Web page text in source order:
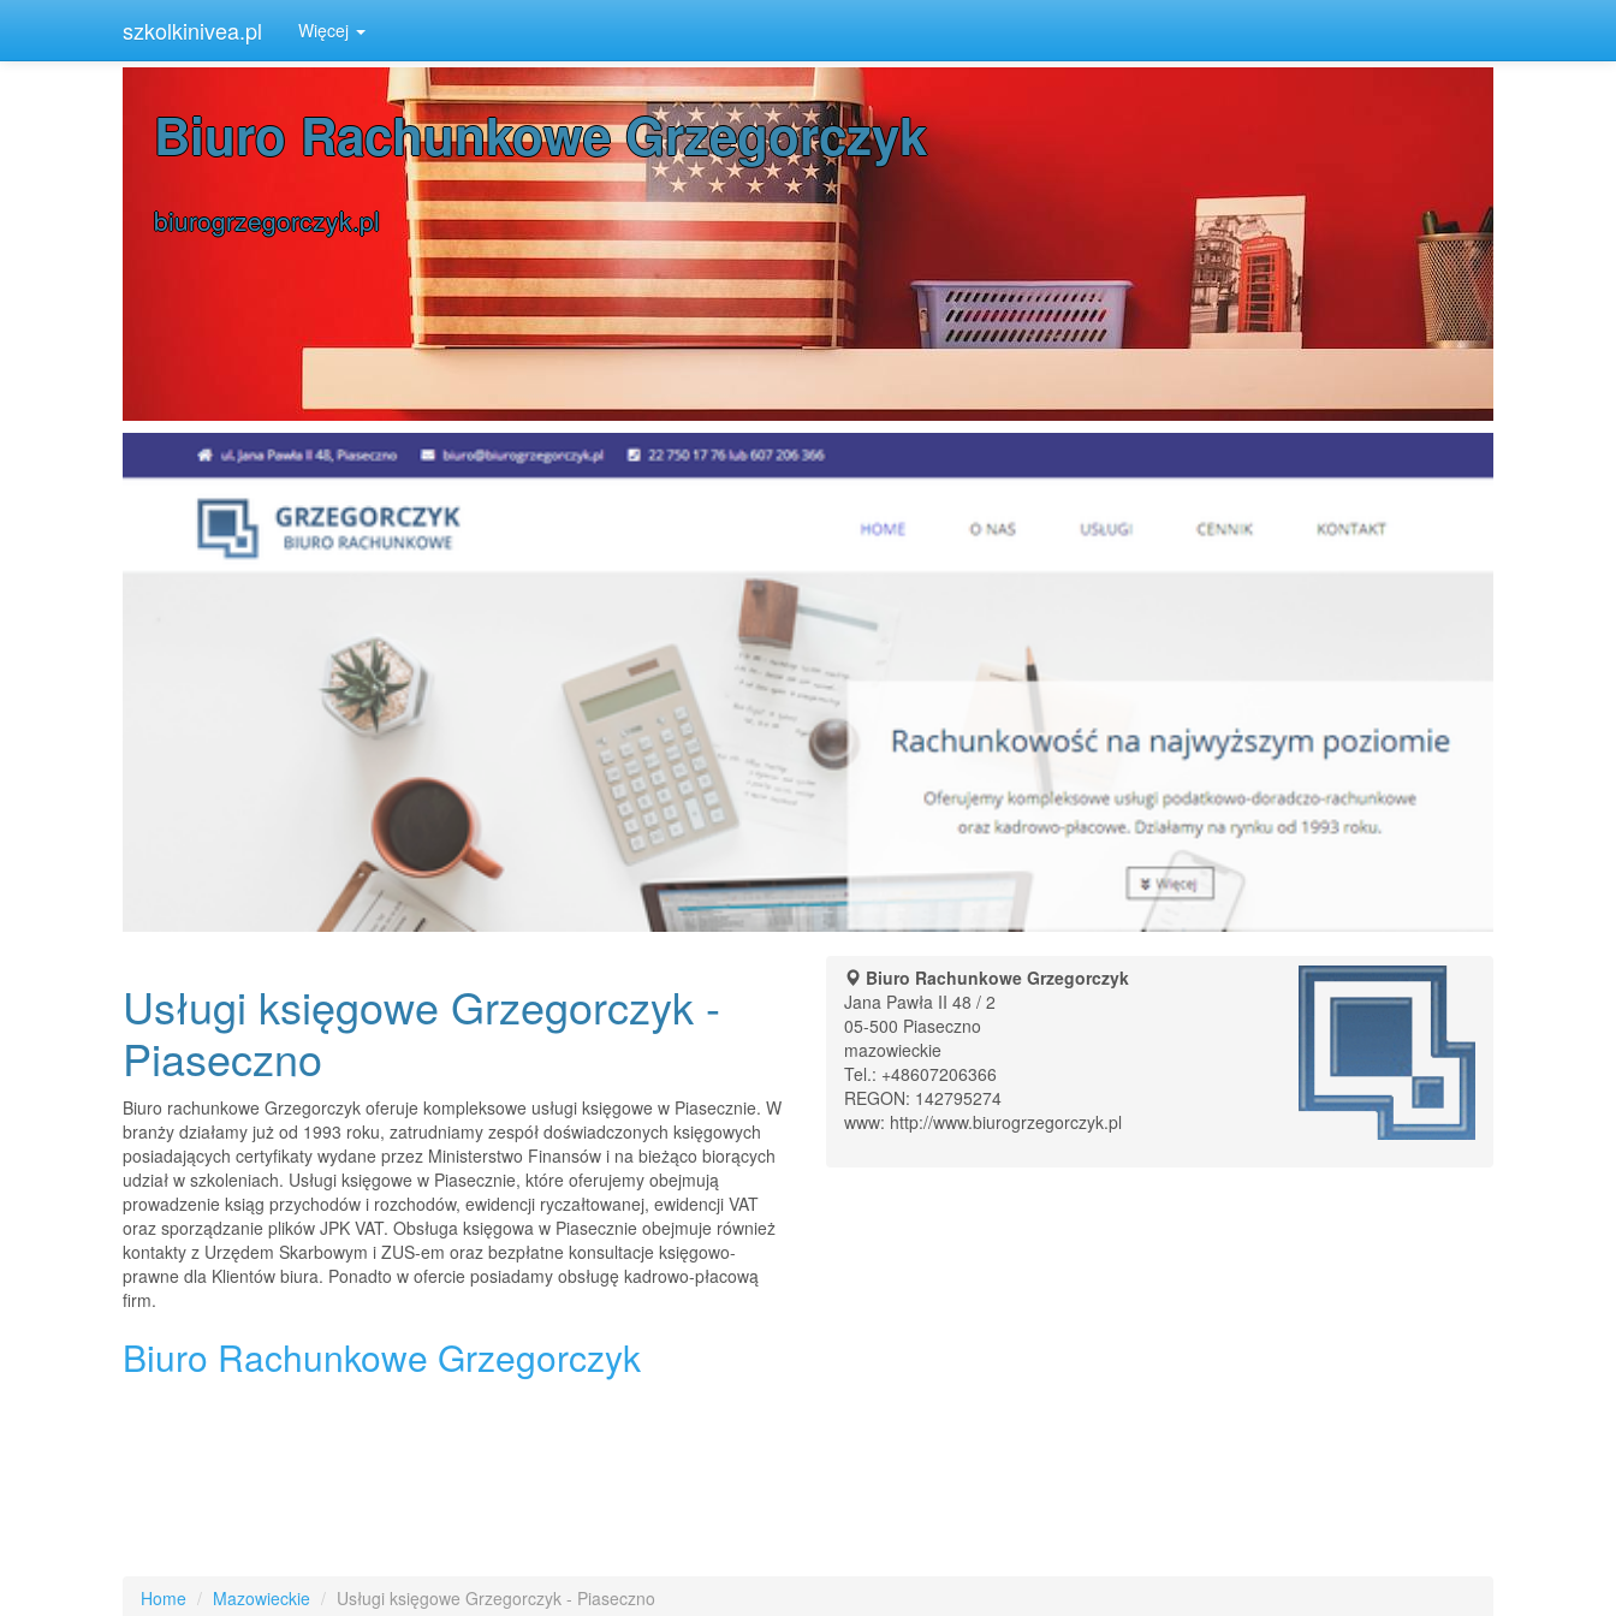
szkolkinivea.pl Więcej
Home Mazowieckie Usługi księgowe Grzegorczyk - Piaseczno
Biuro Rachunkowe Grzegorczyk
biurogrzegorczyk.pl
Usługi księgowe Grzegorczyk -
Piaseczno
Biuro rachunkowe Grzegorczyk oferuje kompleksowe usługi księgowe w Piasecznie. W
branży działamy już od 1993 roku, zatrudniamy zespół doświadczonych księgowych
posiadających certyfikaty wydane przez Ministerstwo Finansów i na bieżąco biorących
udział w szkoleniach. Usługi księgowe w Piasecznie, które oferujemy obejmują
prowadzenie ksiąg przychodów i rozchodów, ewidencji ryczałtowanej, ewidencji VAT
oraz sporządzanie plików JPK VAT. Obsługa księgowa w Piasecznie obejmuje również
kontakty z Urzędem Skarbowym i ZUS-em oraz bezpłatne konsultacje księgowo-
prawne dla Klientów biura. Ponadto w ofercie posiadamy obsługę kadrowo-płacową
firm.
Biuro Rachunkowe Grzegorczyk
Biuro Rachunkowe Grzegorczyk
Jana Pawła II 48 / 2
05-500 Piaseczno
mazowieckie
Tel.: +48607206366
REGON: 142795274
www: http://www.biurogrzegorczyk.pl
Home Mazowieckie Usługi księgowe Grzegorczyk - Piaseczno